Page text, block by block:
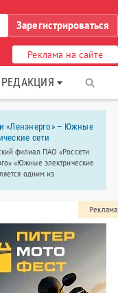
Зарегистрироваться
Реклама на сайте
РЕДАКЦИЯ
«Ленэнерго» – Южные
сети
филиал ПАО «Россети
«Южные электрические
одним из
Реклама